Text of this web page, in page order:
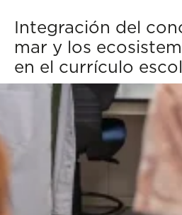
Integración del
mar y los
en el currículo